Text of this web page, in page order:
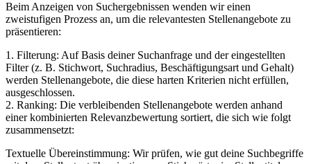
Beim Anzeigen von Suchergebnissen wenden wir einen
zweistufigen Prozess an, um die relevantesten Stellenangebote zu
präsentieren:
1. Filterung: Auf Basis deiner Suchanfrage und der eingestellten
Filter (z. B. Stichwort, Suchradius, Beschäftigungsart und Gehalt)
werden Stellenangebote, die diese harten Kriterien nicht erfüllen,
ausgeschlossen.
2. Ranking: Die verbleibenden Stellenangebote werden anhand
einer kombinierten Relevanzbewertung sortiert, die sich wie folgt
zusammensetzt:
Textuelle Übereinstimmung: Wir prüfen, wie gut deine Suchbegriffe